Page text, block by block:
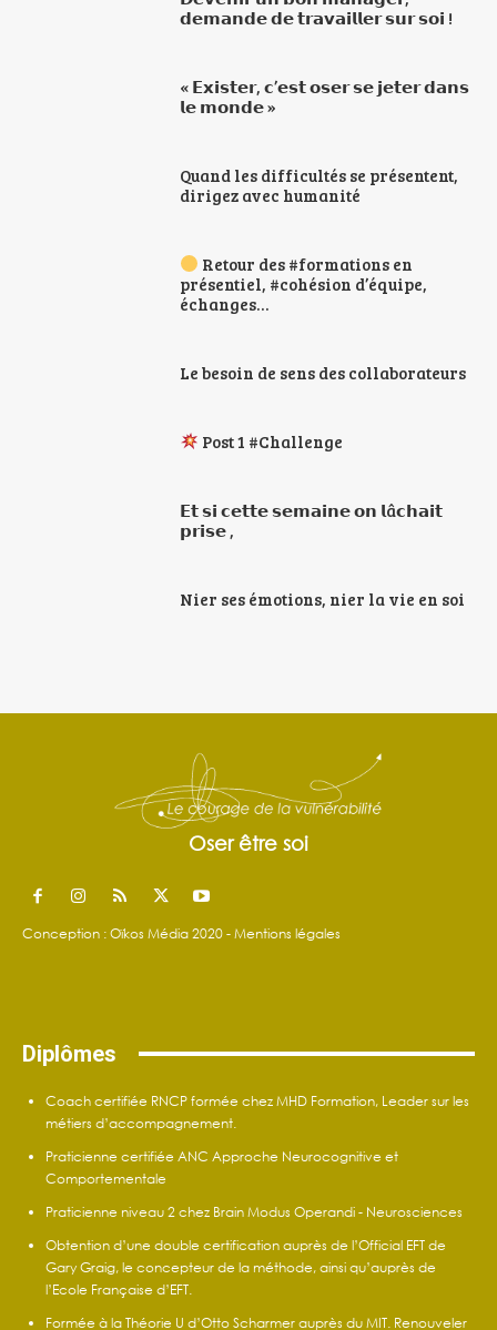
𝗱𝗲𝗺𝗮𝗻𝗱𝗲 𝗱𝗲 𝘁𝗿𝗮𝘃𝗮𝗶𝗹𝗹𝗲𝗿 𝘀𝘂𝗿 𝘀𝗼𝗶 !
« 𝗘𝘅𝗶𝘀𝘁𝗲𝗿, 𝗰’𝗲𝘀𝘁 𝗼𝘀𝗲𝗿 𝘀𝗲 𝗷𝗲𝘁𝗲𝗿 𝗱𝗮𝗻𝘀
𝗹𝗲 𝗺𝗼𝗻𝗱𝗲 »
Quand les difficultés se présentent,
dirigez avec humanité
Retour des #formations en
présentiel, #cohésion d’équipe,
échanges…
Le besoin de sens des collaborateurs
Post 1 #Challenge
𝗘𝘁 𝘀𝗶 𝗰𝗲𝘁𝘁𝗲 𝘀𝗲𝗺𝗮𝗶𝗻𝗲 𝗼𝗻 𝗹â𝗰𝗵𝗮𝗶𝘁
𝗽𝗿𝗶𝘀𝗲 ,
Nier ses émotions, nier la vie en soi
Oser être soi
Conception : Oïkos Média 2020 - Mentions légales
Diplômes
Coach certifiée RNCP formée chez MHD Formation, Leader sur les
métiers d’accompagnement.
Praticienne certifiée ANC Approche Neurocognitive et
Comportementale
Praticienne niveau 2 chez Brain Modus Operandi - Neurosciences
Obtention d’une double certification auprès de l’Official EFT de
Gary Graig, le concepteur de la méthode, ainsi qu’auprès de
l’Ecole Française d’EFT.
Formée à la Théorie U d’Otto Scharmer auprès du MIT. Renouveler